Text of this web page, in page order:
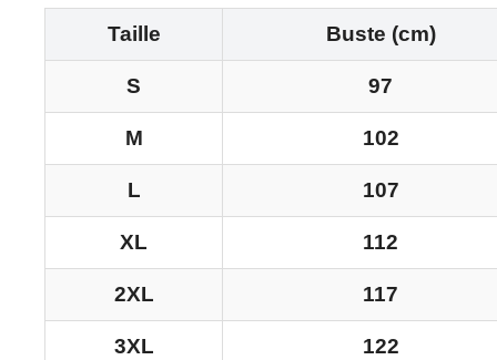
Taille Buste (cm)
S 97
M 102
L 107
XL 112
2XL 117
3XL 122